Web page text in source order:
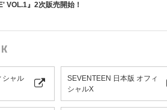
VOL.1』2次販売開始！
シャル
SEVENTEEN 日本版 オフィ
シャルX